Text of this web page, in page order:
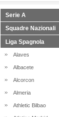
Serie A
Squadre Nazionali
Liga Spagnola
Alaves
Albacete
Alcorcon
Almeria
Athletic Bilbao